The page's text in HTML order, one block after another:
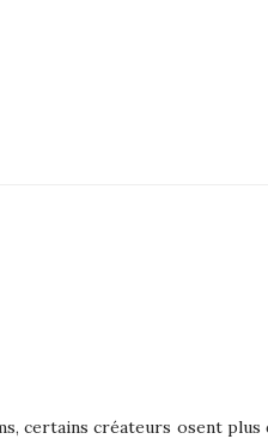
certains créateurs osent plus